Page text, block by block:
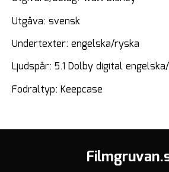
Utgåva: svensk
Undertexter: engelska/ryska
Ljudspår: 5.1 Dolby digital
Fodraltyp: Keepcase